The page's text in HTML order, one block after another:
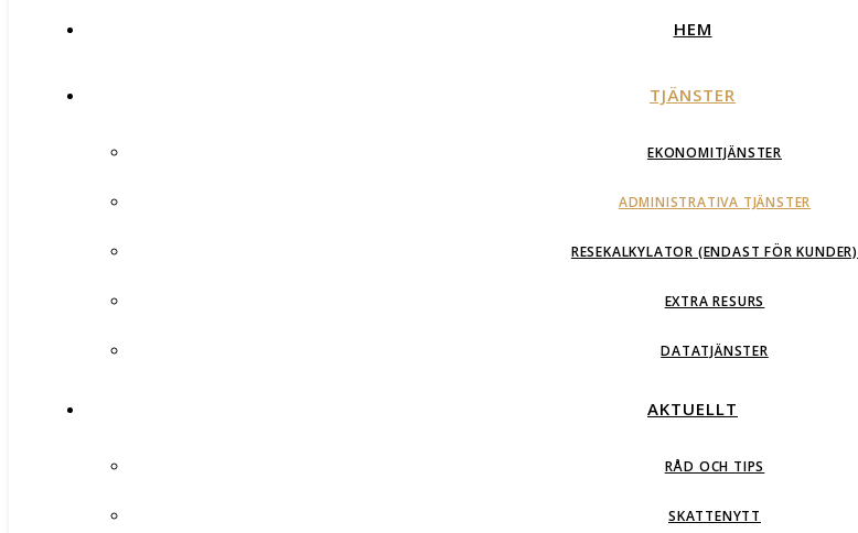
HEM
TJÄNSTER
EKONOMITJÄNSTER
ADMINISTRATIVA TJÄNSTER
RESEKALKYLATOR (ENDAST FÖR KUNDER)
EXTRA RESURS
DATATJÄNSTER
AKTUELLT
RÅD OCH TIPS
SKATTENYTT